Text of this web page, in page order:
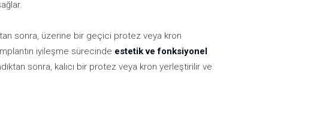
sonra, üzerine bir geçici protez veya kron
iyileşme sürecinde estetik ve fonksiyonel
sonra, kalıcı bir protez veya kron yerleştirilir ve